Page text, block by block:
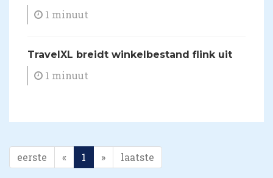
1 minuut
TravelXL breidt winkelbestand flink uit
1 minuut
eerste « 1 » laatste